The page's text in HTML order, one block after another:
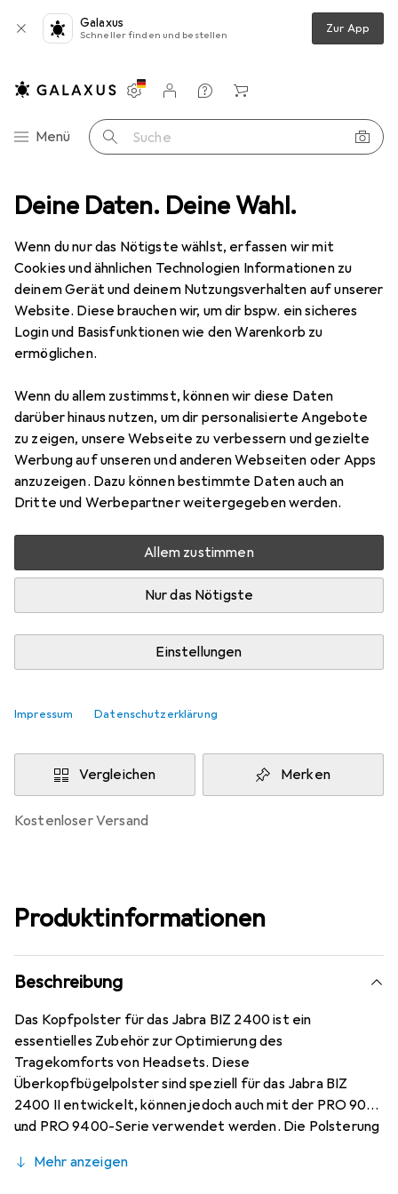
Deine Daten. Deine Wahl.
Wenn du nur das Nötigste wählst, erfassen wir mit
Cookies und ähnlichen Technologien Informationen zu
deinem Gerät und deinem Nutzungsverhalten auf unserer
Website. Diese brauchen wir, um dir bspw. ein sicheres
Login und Basisfunktionen wie den Warenkorb zu
ermöglichen.
Wenn du allem zustimmst, können wir diese Daten
darüber hinaus nutzen, um dir personalisierte Angebote
zu zeigen, unsere Webseite zu verbessern und gezielte
Werbung auf unseren und anderen Webseiten oder Apps
anzuzeigen. Dazu können bestimmte Daten auch an
Dritte und Werbepartner weitergegeben werden.
Allem zustimmen
Nur das Nötigste
Einstellungen
Impressum Datenschutzerklärung
Galaxus
Schneller finden und bestellen Zur App
Navigation nach Kategorien
Menü Suche
Einstellungen
Kundenkonto
Vergleichslisten
Merklisten
Warenkorb
Telefonie Headset Zubehör Jabra Kopfpolster für BIZ 2400
6 Bilder
−5%
Jabra Kopfpolster für BIZ 2400
Preis in EUR inkl. MwSt.
EUR
42,02
Schneller lieferbar
Angebot fürEUR
66,64
6 Stück an Lager beim Lieferanten
In den Warenkorb
Vergleichen Merken
kostenloser Versand
Produktinformationen
Beschreibung
Das Kopfpolster für das Jabra BIZ 2400 ist ein
essentielles Zubehör zur Optimierung des
Tragekomforts von Headsets. Diese
Überkopfbügelpolster sind speziell für das Jabra BIZ
2400 II entwickelt, können jedoch auch mit der PRO 900-
und PRO 9400-Serie verwendet werden. Die Polsterung
Druck auf den Kopf während längerer Nutzung. Die
Mehr anzeigen